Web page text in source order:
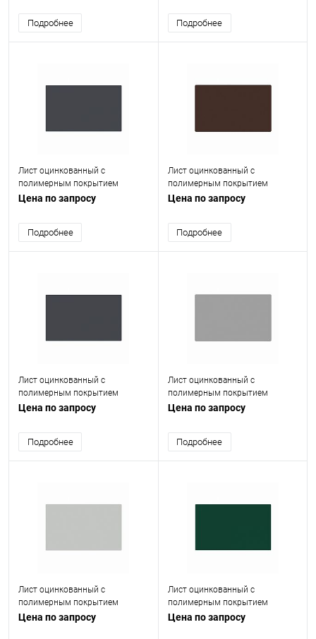
Подробнее Подробнее
Лист оцинкованный с
полимерным покрытием
(окрашенный) 0.8 мм RAL 7024
Цена по запросу
Подробнее
Лист оцинкованный с
полимерным покрытием
(окрашенный) 1.5 мм RAL 8017
Цена по запросу
Подробнее
Лист оцинкованный с
полимерным покрытием
(окрашенный) 0.6 мм RAL 7024
Цена по запросу
Подробнее
Лист оцинкованный с
полимерным покрытием
(окрашенный) 0.4 мм RAL 9006
Цена по запросу
Подробнее
Лист оцинкованный с
полимерным покрытием
(окрашенный) 0.4 мм RAL 7035
Цена по запросу
Лист оцинкованный с
полимерным покрытием
(окрашенный) 2 мм RAL 6005
Цена по запросу